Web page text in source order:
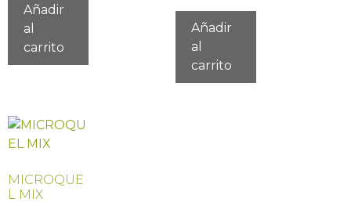
Añadir
al
carrito
Añadir
al
carrito
MICROQUE
L MIX